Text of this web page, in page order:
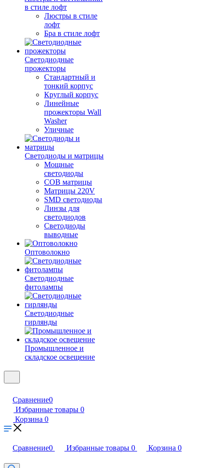
в стиле лофт
Люстры в стиле
лофт
Бра в стиле лофт
Светодиодные
прожекторы
Стандартный и
тонкий корпус
Круглый корпус
Линейные
прожекторы Wall
Washer
Уличные
Светодиоды и матрицы
Мощные
светодиоды
COB матрицы
Матрицы 220V
SMD светодиоды
Линзы для
светодиодов
Светодиоды
выводные
Оптоволокно
Светодиодные
фитолампы
Светодиодные
гирлянды
Промышленное и
складское освещение
Сравнение0
Избранные товары 0
Корзина 0
Сравнение0 Избранные товары 0 Корзина 0